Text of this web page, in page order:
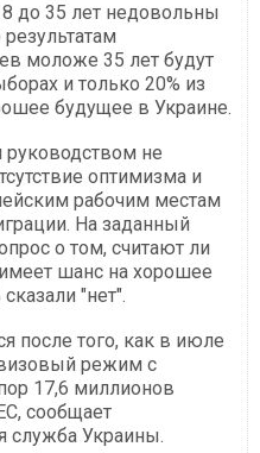
до 35 лет недовольны
моложе 35 лет будут
и только 20% из
будущее в Украине.
руководством не
оптимизма и
рабочим местам
На заданный
о том, считают ли
шанс на хорошее
"нет".
после того, как в июле
режим с
17,6 миллионов
сообщает
служба Украины.